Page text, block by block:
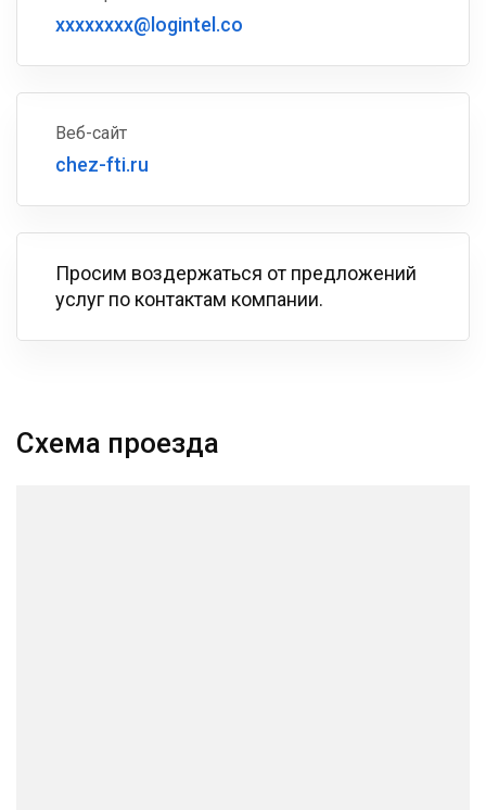
xxxxxxxx@logintel.co
Веб-сайт
chez-fti.ru
Просим воздержаться от предложений
услуг по контактам компании.
Схема проезда